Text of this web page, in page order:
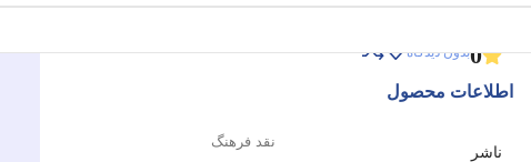
0بدون دیدگاه
اطلاعات محصول
ناشر
نقد فرهنگ